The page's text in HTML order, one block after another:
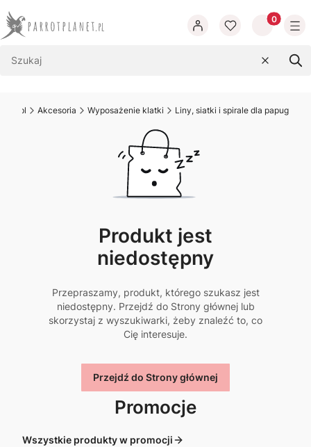
Produkty
Wyczyść
Akcesoria Wyposażenie klatki Liny, siatki i spirale dla papug
Produkt jest
niedostępny
Przepraszamy, produkt, którego szukasz jest
niedostępny. Przejdź do Strony głównej lub
skorzystaj z wyszukiwarki, żeby znaleźć to, co
Cię interesuje.
Przejdź do Strony głównej
Promocje
Wszystkie produkty w promocji